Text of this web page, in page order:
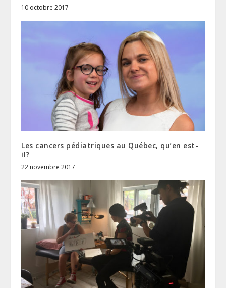
10 octobre 2017
Les cancers pédiatriques au Québec, qu’en est-
il?
22 novembre 2017